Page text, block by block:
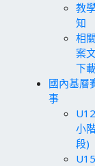
教
知
相
案
下
國內基層
事
小
段)